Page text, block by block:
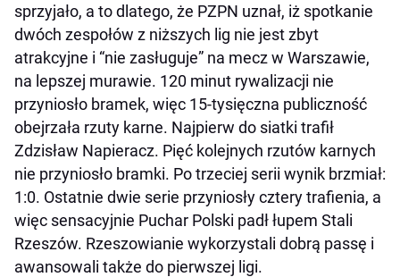
sprzyjało, a to dlatego, że PZPN uznał, iż spotkanie
dwóch zespołów z niższych lig nie jest zbyt
atrakcyjne i “nie zasługuje” na mecz w Warszawie,
na lepszej murawie. 120 minut rywalizacji nie
przyniosło bramek, więc 15-tysięczna publiczność
obejrzała rzuty karne. Najpierw do siatki trafił
Zdzisław Napieracz. Pięć kolejnych rzutów karnych
nie przyniosło bramki. Po trzeciej serii wynik brzmiał:
1:0. Ostatnie dwie serie przyniosły cztery trafienia, a
więc sensacyjnie Puchar Polski padł łupem Stali
Rzeszów. Rzeszowianie wykorzystali dobrą passę i
awansowali także do pierwszej ligi.